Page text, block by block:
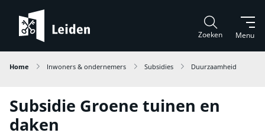
Menu
Zoeken
Home Inwoners & ondernemers Subsidies Duurzaamheid
Subsidie Groene tuinen en
daken